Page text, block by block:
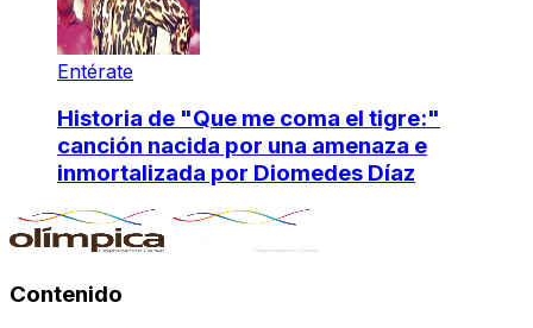
Entérate
Historia de "Que me coma el tigre:"
canción nacida por una amenaza e
inmortalizada por Diomedes Díaz
Contenido